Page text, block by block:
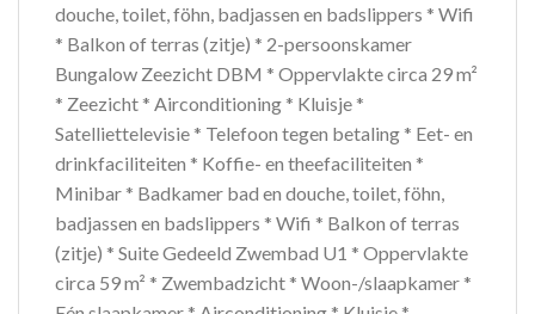
douche, toilet, föhn, badjassen en badslippers * Wifi
* Balkon of terras (zitje) * 2-persoonskamer
Bungalow Zeezicht DBM * Oppervlakte circa 29 m²
* Zeezicht * Airconditioning * Kluisje *
Satelliettelevisie * Telefoon tegen betaling * Eet- en
drinkfaciliteiten * Koffie- en theefaciliteiten *
Minibar * Badkamer bad en douche, toilet, föhn,
badjassen en badslippers * Wifi * Balkon of terras
(zitje) * Suite Gedeeld Zwembad U1 * Oppervlakte
circa 59 m² * Zwembadzicht * Woon-/slaapkamer *